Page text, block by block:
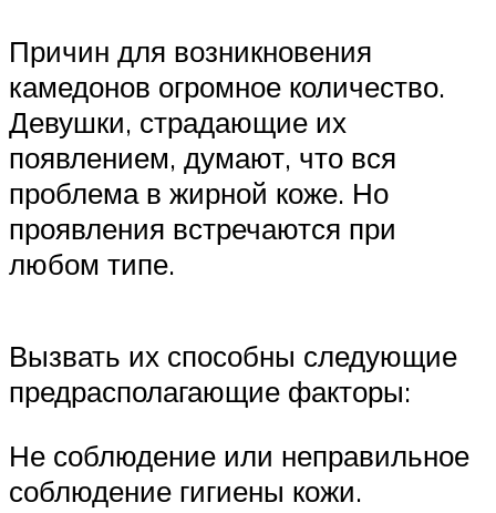
Причин для возникновения
камедонов огромное количество.
Девушки, страдающие их
появлением, думают, что вся
проблема в жирной коже. Но
проявления встречаются при
любом типе.
Вызвать их способны следующие
предрасполагающие факторы:
Не соблюдение или неправильное
соблюдение гигиены кожи.